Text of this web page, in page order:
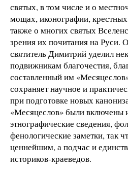
святых, в том числе и о
мощах, иконографии,
также о многих святых
зрения их почитания на Руси.
святитель Димитрий уделил
подвижникам благочестия,
составленный им
сохраняет научное и
при подготовке новых
«Месяцеслов» были включены
этнографические сведения,
фенологические заметки, так
ценнейшим, а подчас и
историков-краеведов.